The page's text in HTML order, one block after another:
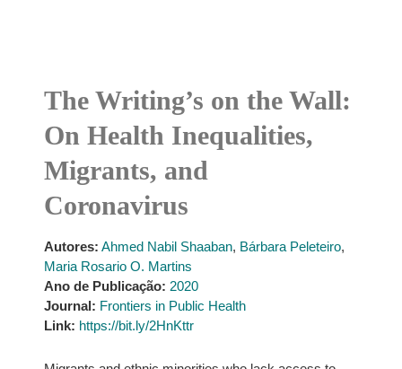
The Writing’s on the Wall:
On Health Inequalities,
Migrants, and
Coronavirus
Autores: Ahmed Nabil Shaaban, Bárbara Peleteiro,
Maria Rosario O. Martins
Ano de Publicação: 2020
Journal: Frontiers in Public Health
Link: https://bit.ly/2HnKttr